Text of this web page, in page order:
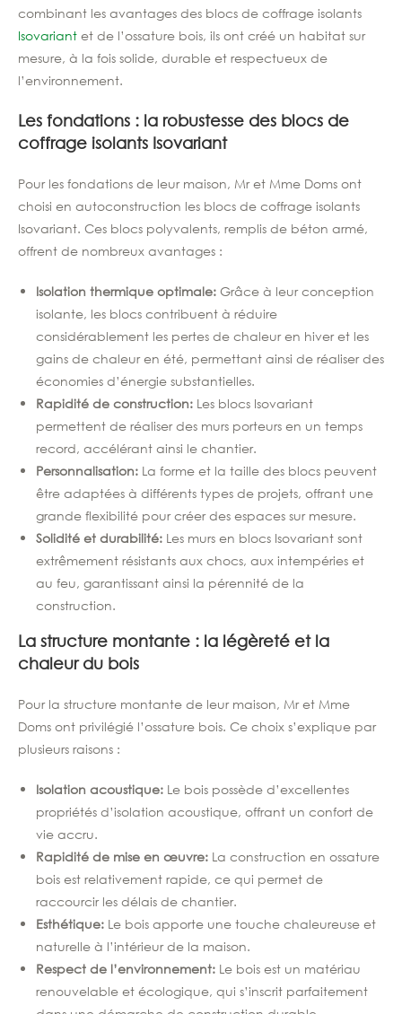
combinant les avantages des blocs de coffrage isolants
Isovariant et de l’ossature bois, ils ont créé un habitat sur
mesure, à la fois solide, durable et respectueux de
l’environnement.
Les fondations : la robustesse des blocs de
coffrage isolants Isovariant
Pour les fondations de leur maison, Mr et Mme Doms ont
choisi en autoconstruction les blocs de coffrage isolants
Isovariant. Ces blocs polyvalents, remplis de béton armé,
offrent de nombreux avantages :
Isolation thermique optimale: Grâce à leur conception
isolante, les blocs contribuent à réduire
considérablement les pertes de chaleur en hiver et les
gains de chaleur en été, permettant ainsi de réaliser des
économies d’énergie substantielles.
Rapidité de construction: Les blocs Isovariant
permettent de réaliser des murs porteurs en un temps
record, accélérant ainsi le chantier.
Personnalisation: La forme et la taille des blocs peuvent
être adaptées à différents types de projets, offrant une
grande flexibilité pour créer des espaces sur mesure.
Solidité et durabilité: Les murs en blocs Isovariant sont
extrêmement résistants aux chocs, aux intempéries et
au feu, garantissant ainsi la pérennité de la
construction.
La structure montante : la légèreté et la
chaleur du bois
Pour la structure montante de leur maison, Mr et Mme
Doms ont privilégié l’ossature bois. Ce choix s’explique par
plusieurs raisons :
Isolation acoustique: Le bois possède d’excellentes
propriétés d’isolation acoustique, offrant un confort de
vie accru.
Rapidité de mise en œuvre: La construction en ossature
bois est relativement rapide, ce qui permet de
raccourcir les délais de chantier.
Esthétique: Le bois apporte une touche chaleureuse et
naturelle à l’intérieur de la maison.
Respect de l’environnement: Le bois est un matériau
renouvelable et écologique, qui s’inscrit parfaitement